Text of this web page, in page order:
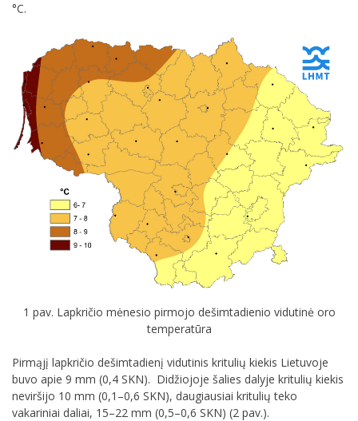
°C.
1 pav. Lapkričio mėnesio pirmojo dešimtadienio vidutinė oro
temperatūra
Pirmąjį lapkričio dešimtadienį vidutinis kritulių kiekis Lietuvoje
buvo apie 9 mm (0,4 SKN). Didžiojoje šalies dalyje kritulių kiekis
neviršijo 10 mm (0,1–0,6 SKN), daugiausiai kritulių teko
vakariniai daliai, 15–22 mm (0,5–0,6 SKN) (2 pav.).